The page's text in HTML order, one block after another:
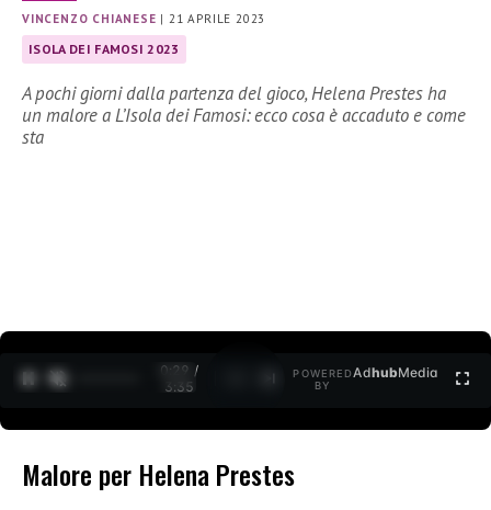
VINCENZO CHIANESE |21 APRILE 2023
ISOLA DEI FAMOSI 2023
A pochi giorni dalla partenza del gioco, Helena Prestes ha
un malore a L’Isola dei Famosi: ecco cosa è accaduto e come
sta
0:30 /
3:35
POWERED
BY
AdhubMedia
Malore per Helena Prestes